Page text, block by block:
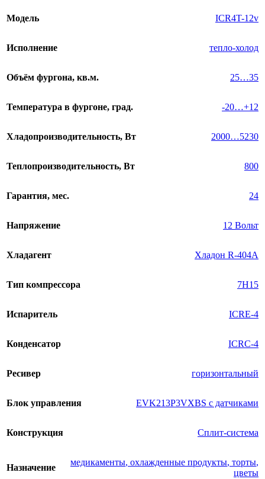
Модель ICR4T-12v
Исполнение тепло-холод
Объём фургона, кв.м. 25…35
Температура в фургоне, град. -20…+12
Хладопроизводительность, Вт 2000…5230
Теплопроизводительность, Вт 800
Гарантия, мес. 24
Напряжение 12 Вольт
Хладагент Хладон R-404A
Тип компрессора 7H15
Испаритель ICRE-4
Конденсатор ICRC-4
Ресивер горизонтальный
Блок управления EVK213P3VXBS с датчиками
Конструкция Сплит-система
Назначение
медикаменты, охлажденные продукты, торты,
цветы